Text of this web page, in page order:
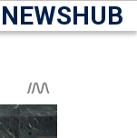
NEWSHUB